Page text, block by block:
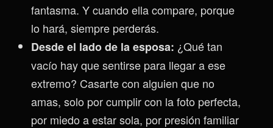
fantasma. Y cuando ella compare, porque
lo hará, siempre perderás.
Desde el lado de la esposa: ¿Qué tan
vacío hay que sentirse para llegar a ese
extremo? Casarte con alguien que no
amas, solo por cumplir con la foto perfecta,
por miedo a estar sola, por presión familiar